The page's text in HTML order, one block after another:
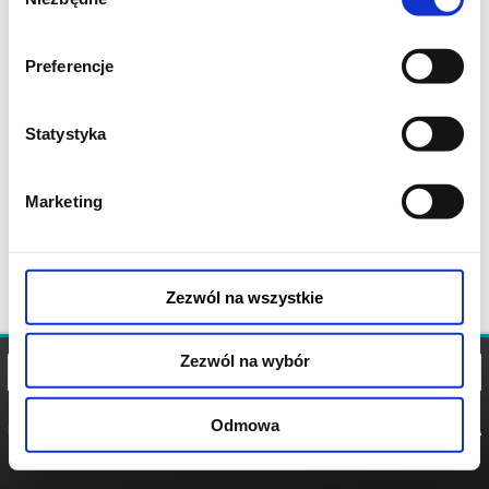
Preferencje
Statystyka
Marketing
Zezwól na wszystkie
Zezwól na wybór
Odmowa
POLITYKA
POLITYKA